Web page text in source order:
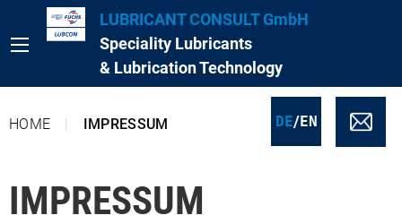
LUBRICANT CONSULT GmbH
Speciality Lubricants
& Lubrication Technology
DE/EN
HOME IMPRESSUM
IMPRESSUM